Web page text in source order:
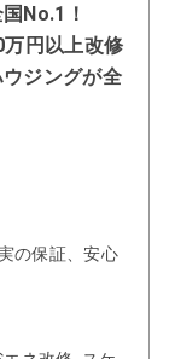
No.1！
円以上改修
ジングが全
の保証、安心